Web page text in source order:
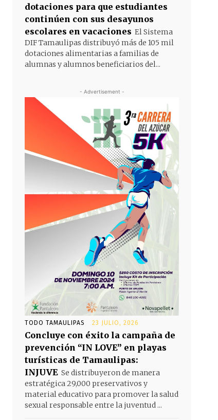
dotaciones para que estudiantes
continúen con sus desayunos
escolares en vacaciones El Sistema
DIF Tamaulipas distribuyó más de 105 mil
dotaciones alimentarias a familias de
alumnas y alumnos beneficiarios del...
- Advertisement -
TODO TAMAULIPAS 23 JULIO, 2026
Concluye con éxito la campaña de
prevención “IN LOVE” en playas
turísticas de Tamaulipas:
INJUVE Se distribuyeron de manera
estratégica 29,000 preservativos y
material educativo para promover la salud
sexual responsable entre la juventud ...